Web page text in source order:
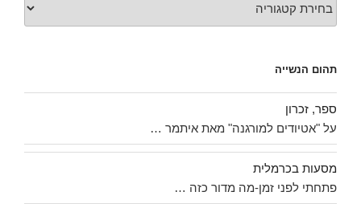
תהום הנשייה
ספר, זכרון
על "אטיודים למורגנה" מאת איתמר …
מסעות בכרמלית
פתחתי לפני זמן-מה מדור כזה …